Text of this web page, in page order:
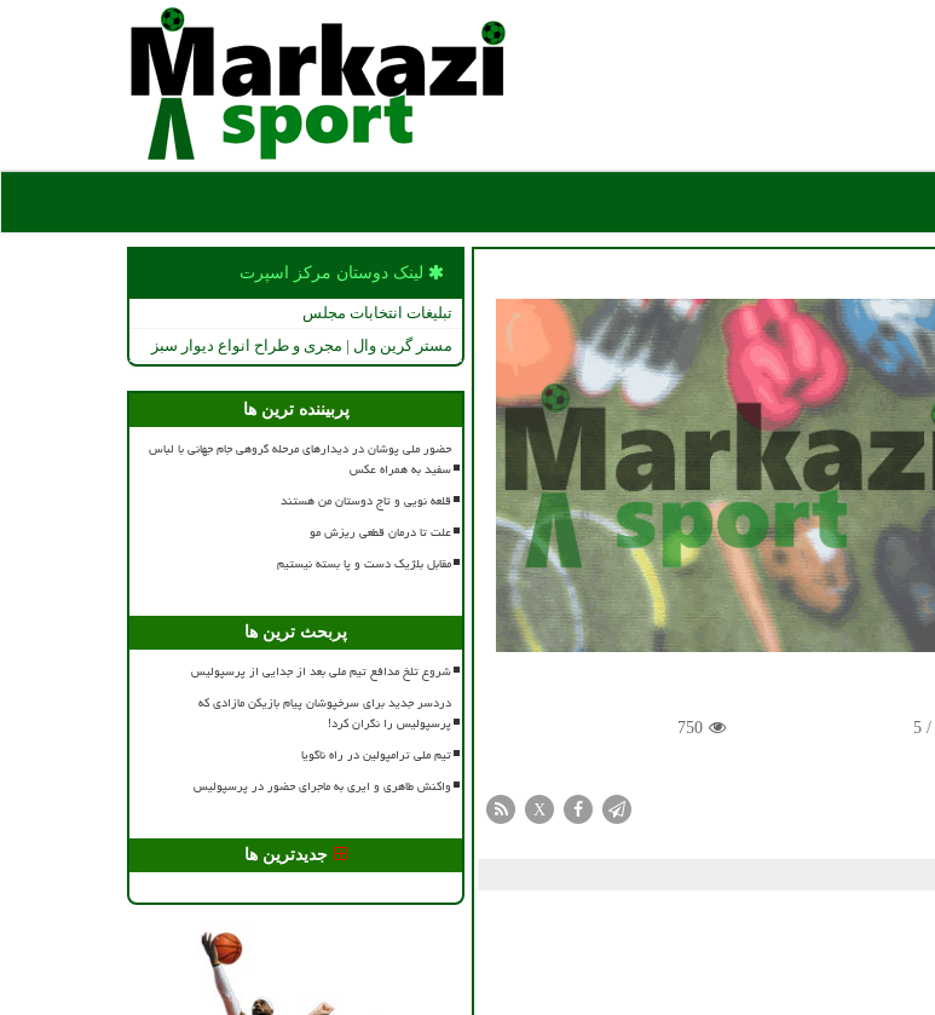
/
5
750
X
لینک دوستان مركز اسپرت
تبلیغات انتخابات مجلس
مستر گرین وال | مجری و طراح انواع دیوار سبز
پربیننده ترین ها
حضور ملی پوشان در دیدارهای مرحله گروهی جام جهانی با لباس
سفید به همراه عکس
قلعه نویی و تاج دوستان من هستند
علت تا درمان قطعی ریزش مو
مقابل بلژیک دست و پا بسته نیستیم
پربحث ترین ها
شروع تلخ مدافع تیم ملی بعد از جدایی از پرسپولیس
دردسر جدید برای سرخپوشان پیام بازیکن مازادی که
پرسپولیس را نگران کرد!
تیم ملی ترامپولین در راه ناگویا
واکنش طاهری و ایری به ماجرای حضور در پرسپولیس
جدیدترین ها